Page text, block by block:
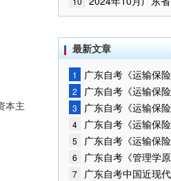
本主
知
加一门开考课程的通告
最新文章
1
广东自考《运输保
案(5)
2
广东自考《运输保
案(4)
3
广东自考《运输保
案(3)
4
广东自考《运输保
案(2)
5
广东自考《运输保
案(1)
6
广东自考《管理学
答案(1)
7
广东自考中国近现